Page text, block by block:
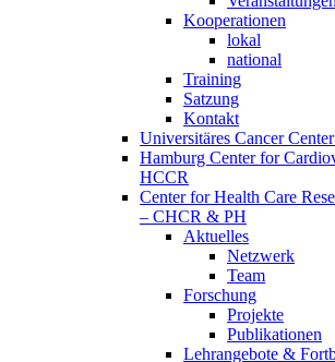
Kooperationen
lokal
national
Training
Satzung
Kontakt
Universitäres Cancer
Hamburg Center for
HCCR
Center for Health Care
– CHCR & PH
Aktuelles
Netzwerk
Team
Forschung
Projekte
Publikationen
Lehrangebote &